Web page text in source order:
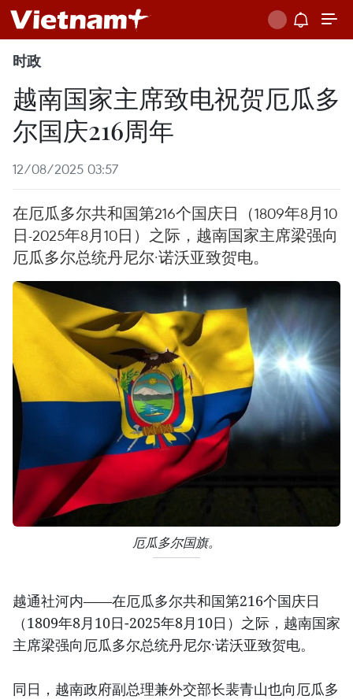
时政
越南国家主席致电祝贺厄瓜多
尔国庆216周年
12/08/2025 03:57
在厄瓜多尔共和国第216个国庆日（1809年8月10
日-2025年8月10日）之际，越南国家主席梁强向
厄瓜多尔总统丹尼尔·诺沃亚致贺电。
厄瓜多尔国旗。
越通社河内——在厄瓜多尔共和国第216个国庆日
（1809年8月10日-2025年8月10日）之际，越南国家
主席梁强向厄瓜多尔总统丹尼尔·诺沃亚致贺电。
同日，越南政府副总理兼外交部长裴青山也向厄瓜多